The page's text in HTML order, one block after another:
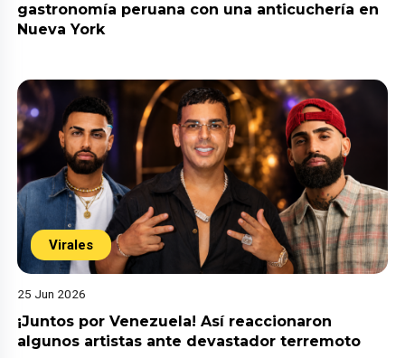
gastronomía peruana con una anticuchería en
Nueva York
Virales
25 Jun 2026
¡Juntos por Venezuela! Así reaccionaron
algunos artistas ante devastador terremoto